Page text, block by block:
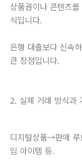
상품권이나 콘텐츠
식입니다.
은행 대출보다 신속
큰 장점입니다.
2. 실제 거래 방식과
디지털상품→판매 루
임 아이템 등.